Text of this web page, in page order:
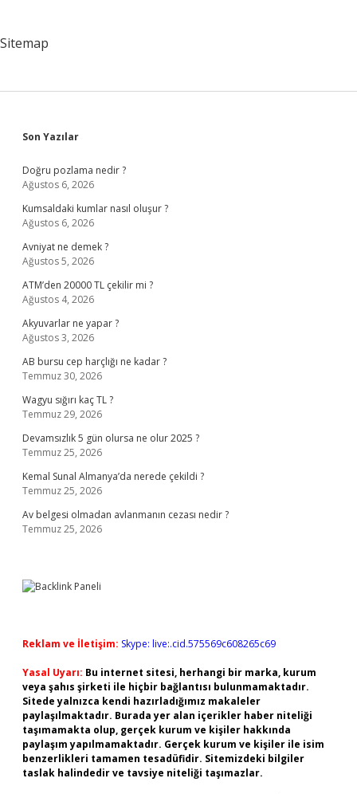
Sitemap
Sidebar
Son Yazılar
Doğru pozlama nedir ?
Ağustos 6, 2026
Kumsaldaki kumlar nasıl oluşur ?
Ağustos 6, 2026
Avniyat ne demek ?
Ağustos 5, 2026
ATM’den 20000 TL çekilir mi ?
Ağustos 4, 2026
Akyuvarlar ne yapar ?
Ağustos 3, 2026
AB bursu cep harçlığı ne kadar ?
Temmuz 30, 2026
Wagyu sığırı kaç TL ?
Temmuz 29, 2026
Devamsızlık 5 gün olursa ne olur 2025 ?
Temmuz 25, 2026
Kemal Sunal Almanya’da nerede çekildi ?
Temmuz 25, 2026
Av belgesi olmadan avlanmanın cezası nedir ?
Temmuz 25, 2026
Reklam ve İletişim: Skype: live:.cid.575569c608265c69
Yasal Uyarı: Bu internet sitesi, herhangi bir marka, kurum
veya şahıs şirketi ile hiçbir bağlantısı bulunmamaktadır.
Sitede yalnızca kendi hazırladığımız makaleler
paylaşılmaktadır. Burada yer alan içerikler haber niteliği
taşımamakta olup, gerçek kurum ve kişiler hakkında
paylaşım yapılmamaktadır. Gerçek kurum ve kişiler ile isim
benzerlikleri tamamen tesadüfidir. Sitemizdeki bilgiler
taslak halindedir ve tavsiye niteliği taşımazlar.